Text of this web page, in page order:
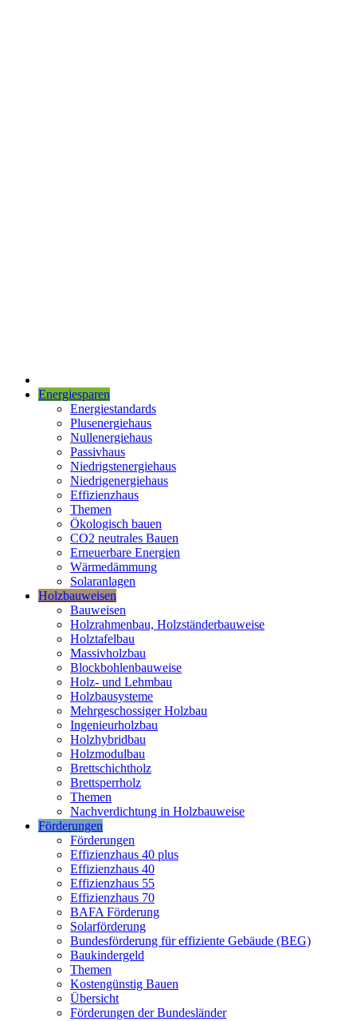
Energiesparen
Energiestandards
Plusenergiehaus
Nullenergiehaus
Passivhaus
Niedrigstenergiehaus
Niedrigenergiehaus
Effizienzhaus
Themen
Ökologisch bauen
CO2 neutrales Bauen
Erneuerbare Energien
Wärmedämmung
Solaranlagen
Holzbauweisen
Bauweisen
Holzrahmenbau, Holzständerbauweise
Holztafelbau
Massivholzbau
Blockbohlenbauweise
Holz- und Lehmbau
Holzbausysteme
Mehrgeschossiger Holzbau
Ingenieurholzbau
Holzhybridbau
Holzmodulbau
Brettschichtholz
Brettsperrholz
Themen
Nachverdichtung in Holzbauweise
Förderungen
Förderungen
Effizienzhaus 40 plus
Effizienzhaus 40
Effizienzhaus 55
Effizienzhaus 70
BAFA Förderung
Solarförderung
Bundesförderung für effiziente Gebäude (BEG)
Baukindergeld
Themen
Kostengünstig Bauen
Übersicht
Förderungen der Bundesländer